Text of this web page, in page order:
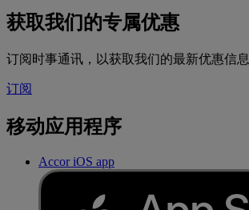
获取我们的专属优惠
订阅时事通讯，以获取我们的最新优惠信息
订阅
移动应用程序
Accor iOS app